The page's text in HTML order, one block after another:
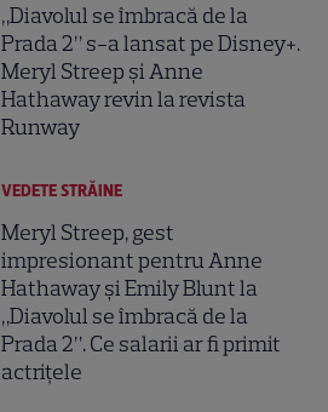
„Diavolul se îmbracă de la
Prada 2” s-a lansat pe Disney+.
Meryl Streep și Anne
Hathaway revin la revista
Runway
VEDETE STRĂINE
Meryl Streep, gest
impresionant pentru Anne
Hathaway și Emily Blunt la
„Diavolul se îmbracă de la
Prada 2”. Ce salarii ar fi primit
actrițele